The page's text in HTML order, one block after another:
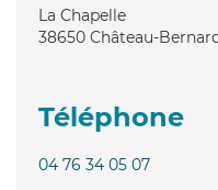
La Chapelle
38650 Château-
Téléphone
04 76 34 05 07